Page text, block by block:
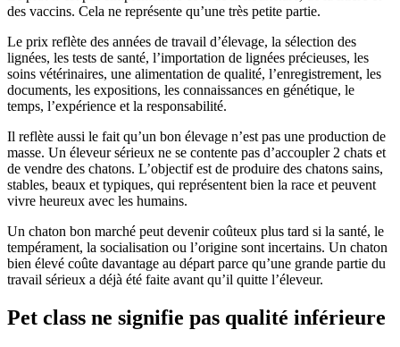
des vaccins. Cela ne représente qu’une très petite partie.
Le prix reflète des années de travail d’élevage, la sélection des
lignées, les tests de santé, l’importation de lignées précieuses, les
soins vétérinaires, une alimentation de qualité, l’enregistrement, les
documents, les expositions, les connaissances en génétique, le
temps, l’expérience et la responsabilité.
Il reflète aussi le fait qu’un bon élevage n’est pas une production de
masse. Un éleveur sérieux ne se contente pas d’accoupler 2 chats et
de vendre des chatons. L’objectif est de produire des chatons sains,
stables, beaux et typiques, qui représentent bien la race et peuvent
vivre heureux avec les humains.
Un chaton bon marché peut devenir coûteux plus tard si la santé, le
tempérament, la socialisation ou l’origine sont incertains. Un chaton
bien élevé coûte davantage au départ parce qu’une grande partie du
travail sérieux a déjà été faite avant qu’il quitte l’éleveur.
Pet class ne signifie pas qualité inférieure